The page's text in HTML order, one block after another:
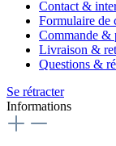
Contact &
Formulaire de
Commande &
Livraison &
Questions &
Se rétracter
Informations